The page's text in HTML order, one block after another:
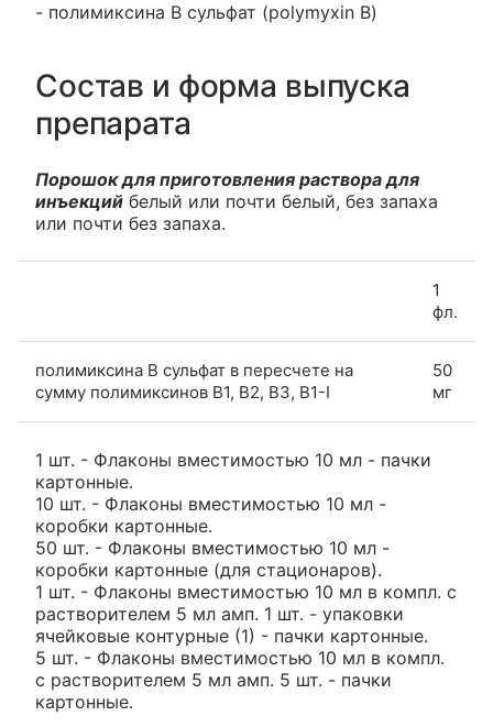
- полимиксина B сульфат (polymyxin B)
Состав и форма выпуска
препарата
Порошок для приготовления раствора для
инъекций белый или почти белый, без запаха
или почти без запаха.
1
фл.
полимиксина B сульфат в пересчете на
сумму полимиксинов В1, В2, В3, В1-I
50
мг
1 шт. - Флаконы вместимостью 10 мл - пачки
картонные.
10 шт. - Флаконы вместимостью 10 мл -
коробки картонные.
50 шт. - Флаконы вместимостью 10 мл -
коробки картонные (для стационаров).
1 шт. - Флаконы вместимостью 10 мл в компл. с
растворителем 5 мл амп. 1 шт. - упаковки
ячейковые контурные (1) - пачки картонные.
5 шт. - Флаконы вместимостью 10 мл в компл.
с растворителем 5 мл амп. 5 шт. - пачки
картонные.